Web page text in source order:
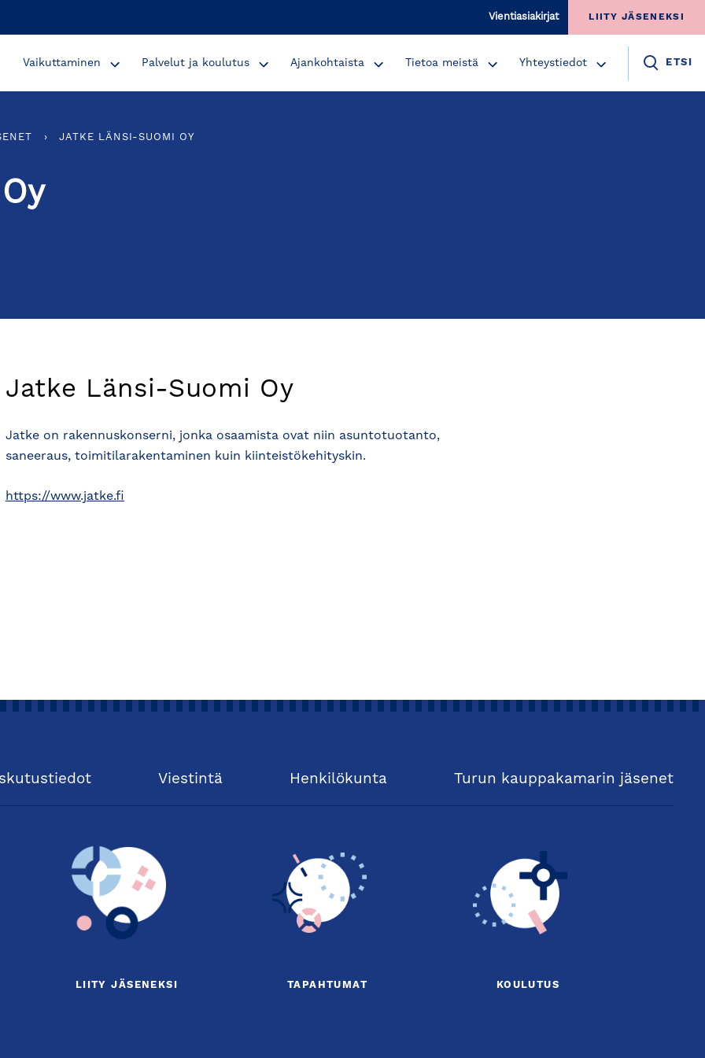
Vientiasiakirjat LIITY JÄSENEKSI
Vaikuttaminen Palvelut ja koulutus Ajankohtaista Tietoa meistä Yhteystiedot ETSI
› JATKE LÄNSI-SUOMI OY
Jatke Länsi-Suomi Oy
Jatke on rakennuskonserni, jonka osaamista ovat niin asuntotuotanto,
saneeraus, toimitilarakentaminen kuin kiinteistökehityskin.
https://www.jatke.fi
Viestintä Henkilökunta Turun kauppakamarin jäsenet
LIITY JÄSENEKSI TAPAHTUMAT KOULUTUS